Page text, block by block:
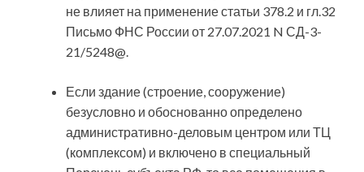
не влияет на применение статьи 378.2 и гл.32
Письмо ФНС России от 27.07.2021 N СД-3-
21/5248@.
Если здание (строение, сооружение)
безусловно и обоснованно определено
административно-деловым центром или ТЦ
(комплексом) и включено в специальный